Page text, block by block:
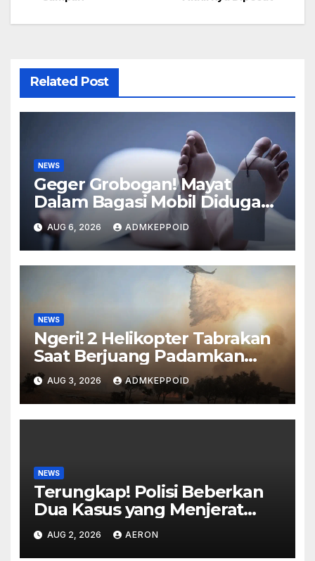
Related Post
NEWS
Geger Grobogan! Mayat
Dalam Bagasi Mobil Diduga
Terkait Hilangnya Bos Konter
HP
AUG 6, 2026 ADMKEPPOID
NEWS
Ngeri! 2 Helikopter Tabrakan
Saat Berjuang Padamkan
Kebakaran Hebat di Yunani
AUG 3, 2026 ADMKEPPOID
NEWS
Terungkap! Polisi Beberkan
Dua Kasus yang Menjerat
Presenter Vicky Prasetyo
AUG 2, 2026 AERON